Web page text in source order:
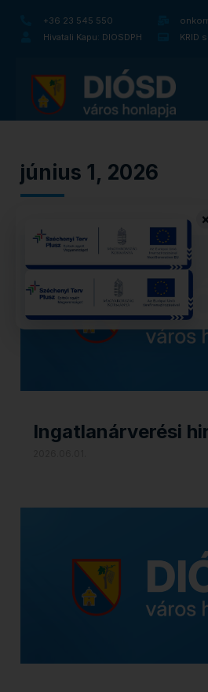
×
+36 23 545 550
Hivatali Kapu: DIOSDPH
KRID
június 1, 2026
Ingatlanárverési